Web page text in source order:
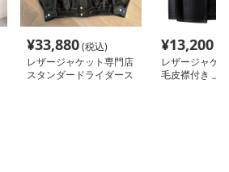
¥33,880(税込)
レザージャケット専門店
スタンダードライダース
¥13,200
レザージャケ
毛皮襟付き 上